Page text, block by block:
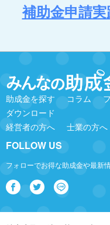
補助金申請実
助成金を探す コラム
ダウンロード
経営者の方へ
士業の方へ
FOLLOW US
フォローでお得な助成金や最新